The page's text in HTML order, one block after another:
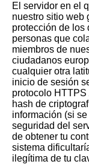
El servidor en el
nuestro sitio web
protección de los
personas que
miembros de
ciudadanos
cualquier otra
inicio de sesión
protocolo HTTPS
hash de
información (si
seguridad del
de obtener tu
sistema
ilegítima de tu